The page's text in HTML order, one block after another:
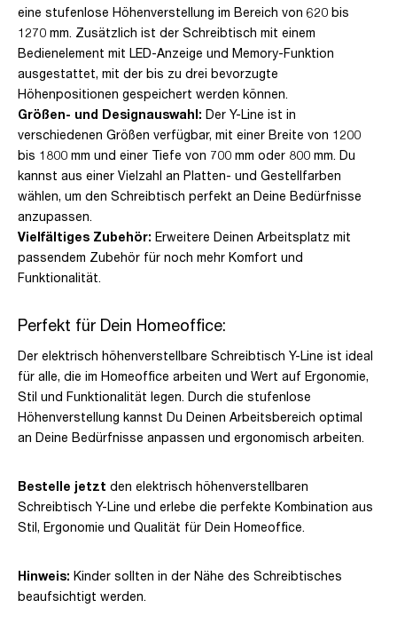
eine stufenlose Höhenverstellung im Bereich von 620 bis
1270 mm. Zusätzlich ist der Schreibtisch mit einem
Bedienelement mit LED-Anzeige und Memory-Funktion
ausgestattet, mit der bis zu drei bevorzugte
Höhenpositionen gespeichert werden können.
Größen- und Designauswahl: Der Y-Line ist in
verschiedenen Größen verfügbar, mit einer Breite von 1200
bis 1800 mm und einer Tiefe von 700 mm oder 800 mm. Du
kannst aus einer Vielzahl an Platten- und Gestellfarben
wählen, um den Schreibtisch perfekt an Deine Bedürfnisse
anzupassen.
Vielfältiges Zubehör: Erweitere Deinen Arbeitsplatz mit
passendem Zubehör für noch mehr Komfort und
Funktionalität.
Perfekt für Dein Homeoffice:
Der elektrisch höhenverstellbare Schreibtisch Y-Line ist ideal
für alle, die im Homeoffice arbeiten und Wert auf Ergonomie,
Stil und Funktionalität legen. Durch die stufenlose
Höhenverstellung kannst Du Deinen Arbeitsbereich optimal
an Deine Bedürfnisse anpassen und ergonomisch arbeiten.
Bestelle jetzt den elektrisch höhenverstellbaren
Schreibtisch Y-Line und erlebe die perfekte Kombination aus
Stil, Ergonomie und Qualität für Dein Homeoffice.
Hinweis: Kinder sollten in der Nähe des Schreibtisches
beaufsichtigt werden.